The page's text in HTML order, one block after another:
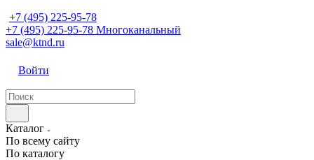
+7 (495) 225-95-78
+7 (495) 225-95-78 Многоканальный
sale@ktnd.ru
Войти
Каталог
По всему сайту
По каталогу